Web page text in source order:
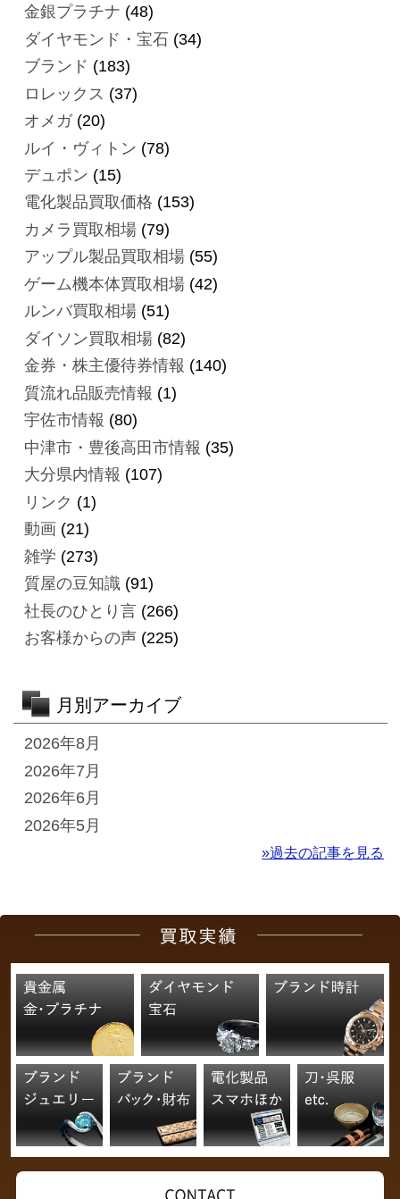
金銀プラチナ (48)
ダイヤモンド・宝石(34)
ブランド (183)
ロレックス (37)
オメガ(20)
ルイ・ヴィトン (78)
デュポン (15)
電化製品買取価格 (153)
カメラ買取相場(79)
アップル製品買取相場(55)
ゲーム機本体買取相場(42)
ルンバ買取相場(51)
ダイソン買取相場(82)
金券・株主優待券情報 (140)
質流れ品販売情報 (1)
宇佐市情報 (80)
中津市・豊後高田市情報 (35)
大分県内情報 (107)
リンク (1)
動画 (21)
雑学 (273)
質屋の豆知識(91)
社長のひとり言(266)
お客様からの声(225)
月別アーカイブ
2026年8月
2026年7月
2026年6月
2026年5月
»過去の記事を見る